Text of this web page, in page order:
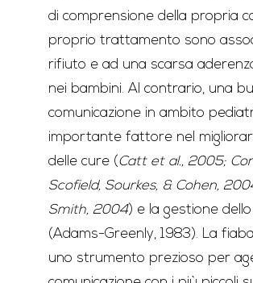
di comprensione della propria
proprio trattamento sono
rifiuto e ad una scarsa
nei bambini. Al contrario, una
comunicazione in ambito
importante fattore nel
delle cure (Catt et al., 2005;
Scofield, Sourkes, & Cohen,
Smith, 2004) e la gestione
(Adams-Greenly, 1983). La
uno strumento prezioso per